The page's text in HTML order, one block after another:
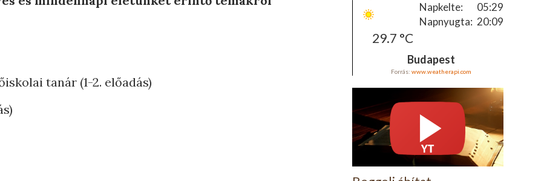
tanár (1-2. előadás)
29.7 °C
Napkelte:
05:29
Napnyugta: 20:09
Budapest
Forrás: www.weatherapi.com